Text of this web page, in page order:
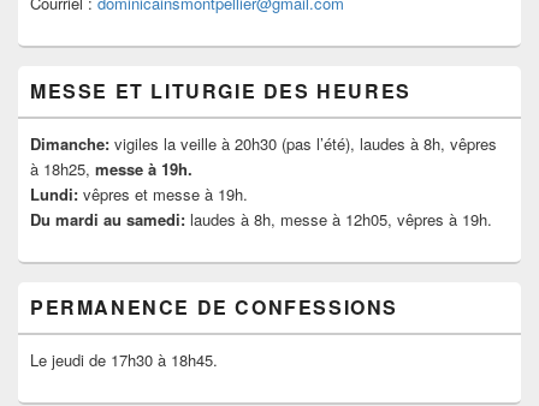
MESSE ET LITURGIE DES HEURES
Dimanche: vigiles la veille à 20h30 (pas l’été), laudes à 8h, vêpres
à 18h25, messe à 19h.
Lundi: vêpres et messe à 19h.
Du mardi au samedi: laudes à 8h, messe à 12h05, vêpres à 19h.
PERMANENCE DE CONFESSIONS
Le jeudi de 17h30 à 18h45.